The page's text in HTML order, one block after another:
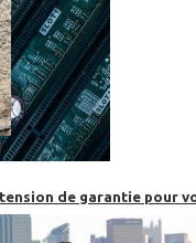
de garantie pour